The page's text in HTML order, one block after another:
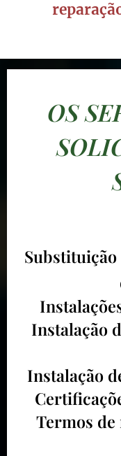
OS
Substituição
Instalação
Instalação
Termos